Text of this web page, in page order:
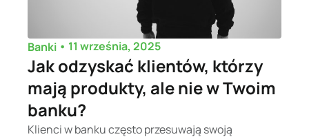
Banki • 11 września, 2025
Jak odzyskać klientów, którzy
mają produkty, ale nie w Twoim
banku?
Klienci w banku często przesuwają swoją